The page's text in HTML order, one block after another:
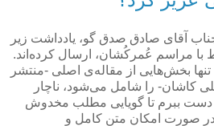
آقای صادق صدق گو، یادداشت زیر
با مراسم عُمركُشان، ارسال كرده‌اند.
تنها بخش‌هایی از مقاله‌ی اصلی -منتشر
كاشان- را شامل می‌شود، ناچار
دست ببرم تا گویایی مطلب مخدوش
صورت امكان متن كامل و